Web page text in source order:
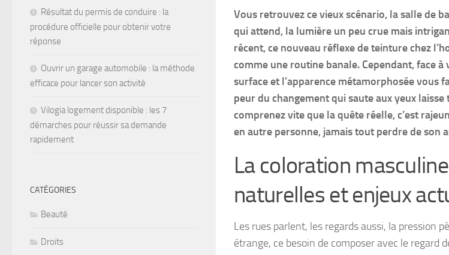
Vous retrouvez ce vieux scénario, la salle de
qui attend, la lumière un peu crue mais
récent, ce nouveau réflexe de teinture chez
comme une routine banale. Cependant, face
surface et l’apparence métamorphosée vous
peur du changement qui saute aux yeux
comprenez vite que la quête réelle, c’est
en autre personne, jamais tout perdre de son
La coloration
naturelles et enjeux
Les rues parlent, les regards aussi, la pression
étrange, ce besoin de composer avec le regard
Résultat du permis de conduire : la
procédure officielle pour obtenir votre
réponse
Ouvrir un garage automobile : la méthode
efficace pour lancer son activité
Vilogia logement disponible : les 7
démarches pour réussir sa demande
rapidement
CATÉGORIES
Beauté
Droits